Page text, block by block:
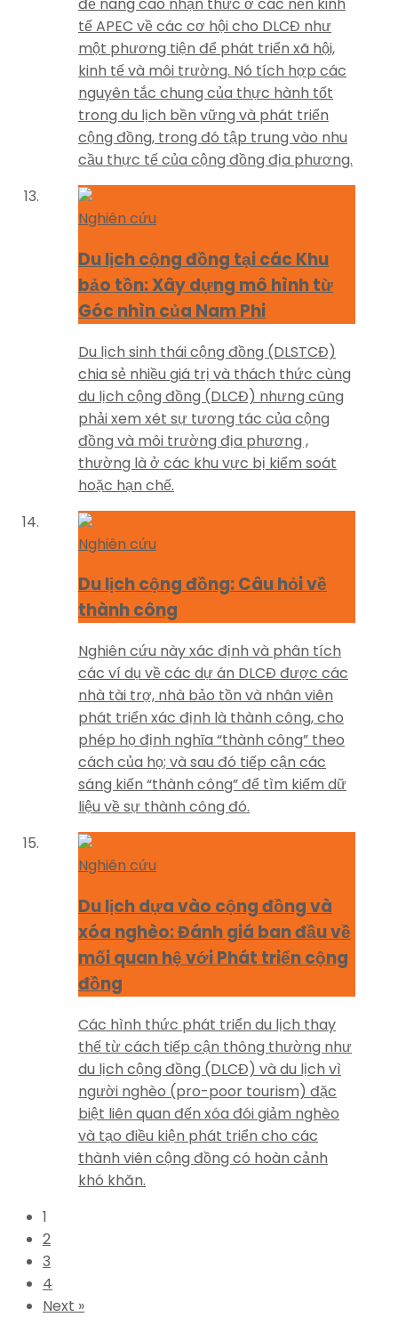
để nâng cao nhận thức ở các nền kinh
tế APEC về các cơ hội cho DLCĐ như
một phương tiện để phát triển xã hội,
kinh tế và môi trường. Nó tích hợp các
nguyên tắc chung của thực hành tốt
trong du lịch bền vững và phát triển
cộng đồng, trong đó tập trung vào nhu
cầu thực tế của cộng đồng địa phương.
Nghiên cứu
Du lịch cộng đồng tại các Khu
bảo tồn: Xây dựng mô hình từ
Góc nhìn của Nam Phi
Du lịch sinh thái cộng đồng (DLSTCĐ)
chia sẻ nhiều giá trị và thách thức cùng
du lịch cộng đồng (DLCĐ) nhưng cũng
phải xem xét sự tương tác của cộng
đồng và môi trường địa phương ,
thường là ở các khu vực bị kiểm soát
hoặc hạn chế.
Nghiên cứu
Du lịch cộng đồng: Câu hỏi về
thành công
Nghiên cứu này xác định và phân tích
các ví dụ về các dự án DLCĐ được các
nhà tài trợ, nhà bảo tồn và nhân viên
phát triển xác định là thành công, cho
phép họ định nghĩa “thành công” theo
cách của họ; và sau đó tiếp cận các
sáng kiến “thành công” để tìm kiếm dữ
liệu về sự thành công đó.
Nghiên cứu
Du lịch dựa vào cộng đồng và
xóa nghèo: Đánh giá ban đầu về
mối quan hệ với Phát triển cộng
đồng
Các hình thức phát triển du lịch thay
thế từ cách tiếp cận thông thường như
du lịch cộng đồng (DLCĐ) và du lịch vì
người nghèo (pro-poor tourism) đặc
biệt liên quan đến xóa đói giảm nghèo
và tạo điều kiện phát triển cho các
thành viên cộng đồng có hoàn cảnh
khó khăn.
1
2
3
4
Next »